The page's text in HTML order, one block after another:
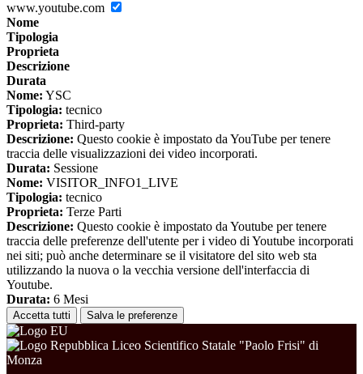
www.youtube.com
Nome
Tipologia
Proprieta
Descrizione
Durata
Nome: YSC
Tipologia: tecnico
Proprieta: Third-party
Descrizione: Questo cookie è impostato da YouTube per tenere
traccia delle visualizzazioni dei video incorporati.
Durata: Sessione
Nome: VISITOR_INFO1_LIVE
Tipologia: tecnico
Proprieta: Terze Parti
Descrizione: Questo cookie è impostato da Youtube per tenere
traccia delle preferenze dell'utente per i video di Youtube incorporati
nei siti; può anche determinare se il visitatore del sito web sta
utilizzando la nuova o la vecchia versione dell'interfaccia di
Youtube.
Durata: 6 Mesi
Accetta tutti Salva le preferenze
Liceo Scientifico Statale "Paolo Frisi" di
Monza